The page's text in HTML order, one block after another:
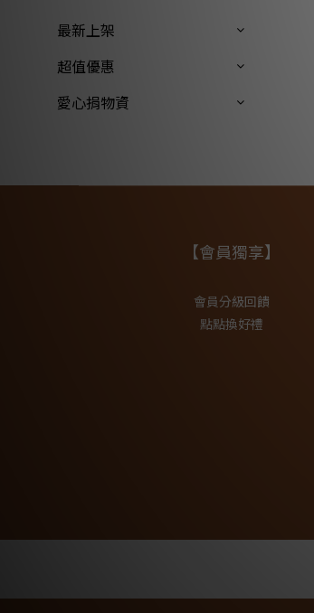
最新上架
超值優惠
愛心捐物資
【會員獨享】
會員分級回饋
點點換好禮